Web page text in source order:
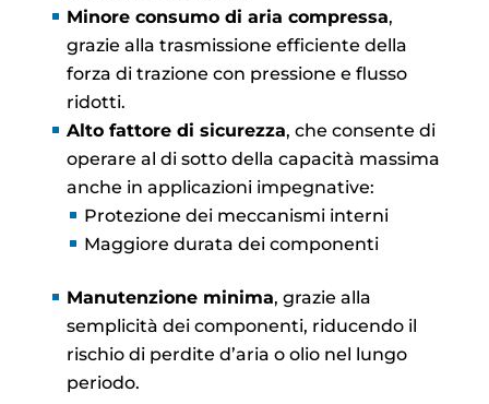
Minore consumo di aria compressa,
grazie alla trasmissione efficiente della
forza di trazione con pressione e flusso
ridotti.
Alto fattore di sicurezza, che consente di
operare al di sotto della capacità massima
anche in applicazioni impegnative:
Protezione dei meccanismi interni
Maggiore durata dei componenti
Manutenzione minima, grazie alla
semplicità dei componenti, riducendo il
rischio di perdite d’aria o olio nel lungo
periodo.